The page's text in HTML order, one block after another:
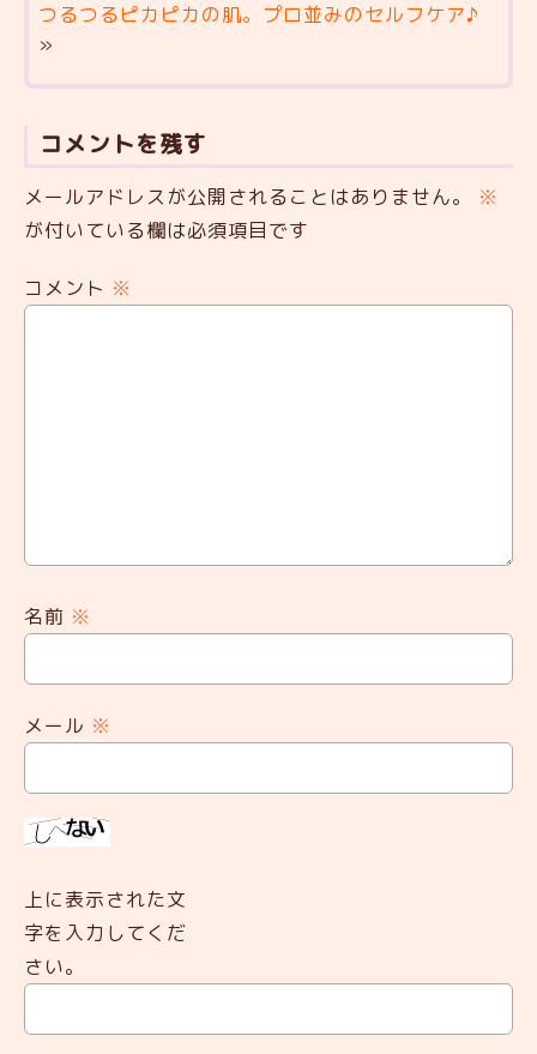
つるつるピカピカの肌。プロ並みのセルフケア♪
»
コメントを残す
メールアドレスが公開されることはありません。
※
が付いている欄は必須項目です
コメント ※
名前 ※
メール ※
上に表示された文
字を入力してくだ
さい。